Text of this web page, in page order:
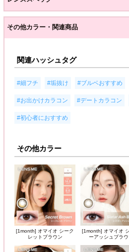
その他カラー・関連商品
関連ハッシュタグ
#細フチ #垢抜け #ブルベおすすめ
#お出かけカラコン #デートカラコン
#初心者におすすめ
その他カラー
[1month] オマイオ シーク
レットブラウン
[1month] オマイオ
ーアッシュブラウ